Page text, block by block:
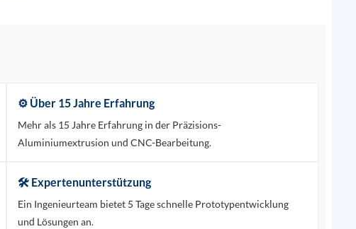
⚙️ Über 15 Jahre Erfahrung
Mehr als 15 Jahre Erfahrung in der Präzisions-
Aluminiumextrusion und CNC-Bearbeitung.
🛠️ Expertenunterstützung
Ein Ingenieurteam bietet 5 Tage schnelle Prototypentwicklung
und Lösungen an.